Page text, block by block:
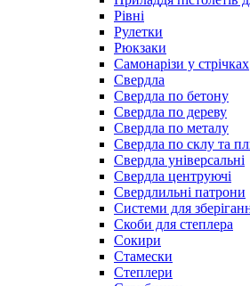
Рівні
Рулетки
Рюкзаки
Самонарізи у стрічках
Свердла
Свердла по бетону
Свердла по дереву
Свердла по металу
Свердла по склу та
Свердла універсальні
Свердла центруючі
Свердлильні патрони
Системи для
Скоби для степлера
Сокири
Стамески
Степлери